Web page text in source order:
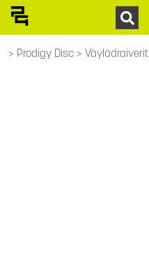
Prodigy Disc Väylädraiverit